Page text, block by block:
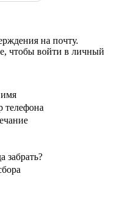
на почту.
чтобы войти в личный
телефона
забрать?